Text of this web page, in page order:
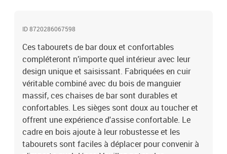
ID 8720286067598
Ces tabourets de bar doux et confortables
compléteront n’importe quel intérieur avec leur
design unique et saisissant. Fabriquées en cuir
véritable combiné avec du bois de manguier
massif, ces chaises de bar sont durables et
confortables. Les sièges sont doux au toucher et
offrent une expérience d'assise confortable. Le
cadre en bois ajoute à leur robustesse et les
tabourets sont faciles à déplacer pour convenir à